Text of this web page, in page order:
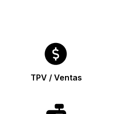
TPV / Ventas